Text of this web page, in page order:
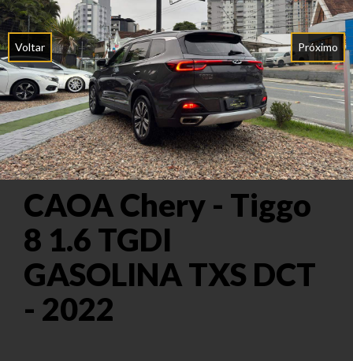
Voltar Próximo
CAOA Chery - Tiggo
8 1.6 TGDI
GASOLINA TXS DCT
- 2022